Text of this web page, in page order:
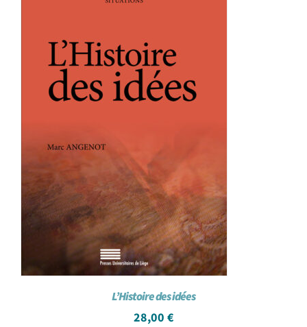
L’Histoire des idées
28,00 €